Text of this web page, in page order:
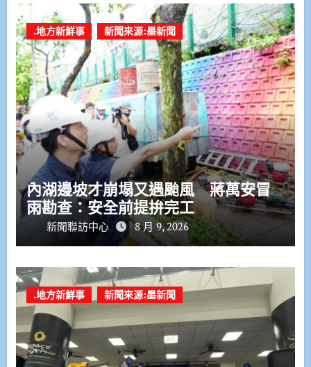
.地方新鮮事 新聞來源:墨新聞
內湖邊坡才崩塌又遇颱風 蔣萬安冒
雨勘查：安全前提拚完工
新聞聯訪中心 8 月 9, 2026
.地方新鮮事 新聞來源:墨新聞